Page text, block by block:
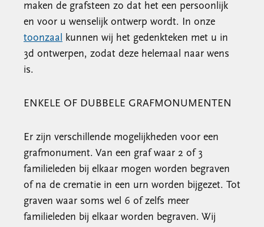
maken de grafsteen zo dat het een persoonlijk
en voor u wenselijk ontwerp wordt. In onze
toonzaal kunnen wij het gedenkteken met u in
3d ontwerpen, zodat deze helemaal naar wens
is.
ENKELE OF DUBBELE GRAFMONUMENTEN
Er zijn verschillende mogelijkheden voor een
grafmonument. Van een graf waar 2 of 3
familieleden bij elkaar mogen worden begraven
of na de crematie in een urn worden bijgezet. Tot
graven waar soms wel 6 of zelfs meer
familieleden bij elkaar worden begraven. Wij